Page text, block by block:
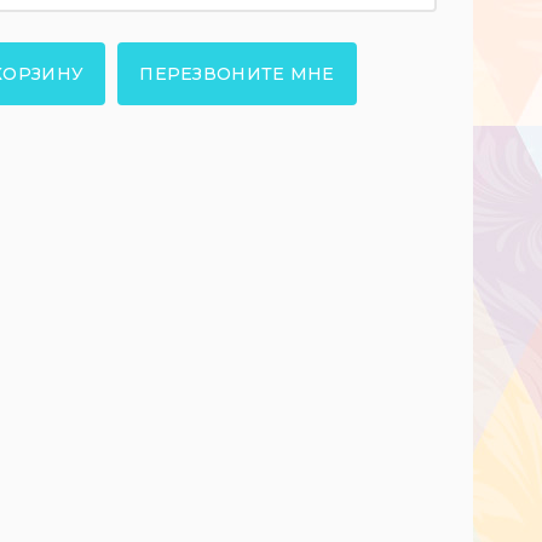
ПЕРЕЗВОНИТЕ МНЕ